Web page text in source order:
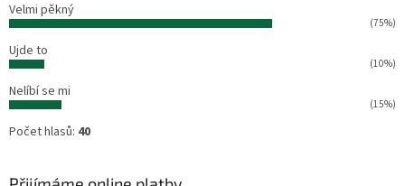
Velmi pěkný
(75%)
Ujde to
(10%)
Nelíbí se mi
(15%)
Počet hlasů: 40